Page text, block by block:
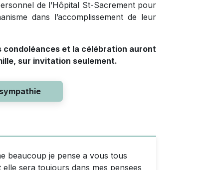
de l’Hôpital St-Sacrement pour
dans l’accomplissement de leur
condoléances et la célébration auront
sur invitation seulement.
beaucoup je pense a vous tous
sera toujours dans mes pensees